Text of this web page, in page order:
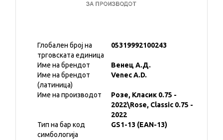
Глобален број на
трговската единица
05319992100243
Име на брендот
Венец А.Д.
Име на брендот
(латиница)
Venec A.D.
Име на производот
Розе, Класик 0.75 -
2022\Rose, Classic 0.75 -
2022
Тип на бар код
симбологија
GS1-13 (EAN-13)